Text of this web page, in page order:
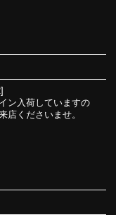
ン入荷していますの
店くださいませ。